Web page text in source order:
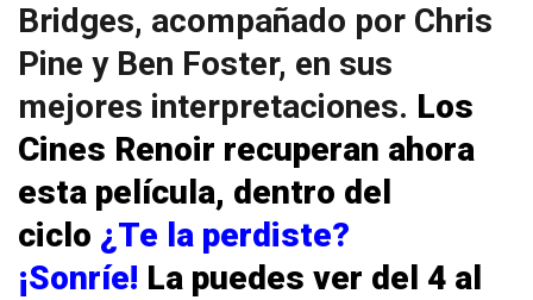
Bridges, acompañado por Chris
Pine y Ben Foster, en sus
mejores interpretaciones. Los
Cines Renoir recuperan ahora
esta película, dentro del
ciclo ¿Te la perdiste?
¡Sonríe! La puedes ver del 4 al